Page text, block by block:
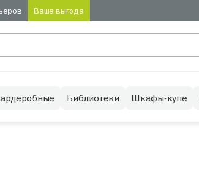
Ваша выгода
Библиотеки Шкафы-купе